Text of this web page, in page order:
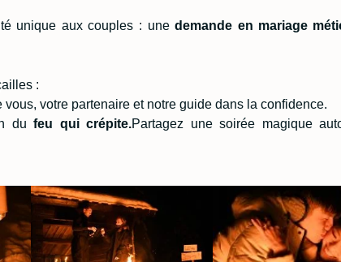
unique aux couples : unedemande en mariage
:
vous, votre partenaire et notre guide dans la confidence.
dufeu qui crépite.Partagez une soirée magique